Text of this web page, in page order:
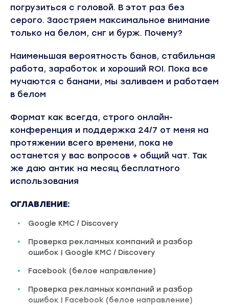
погрузиться с головой. В этот раз без
серого. Заостряем максимальное внимание
только на белом, снг и бурж. Почему?
Наименьшая вероятность банов, стабильная
работа, заработок и хороший ROI. Пока все
мучаются с банами, мы заливаем и работаем
в белом
Формат как всегда, строго онлайн-
конференция и поддержка 24/7 от меня на
протяжении всего времени, пока не
останется у вас вопросов + общий чат. Так
же даю антик на месяц бесплатного
использования
ОГЛАВЛЕНИЕ:
Google KMC / Discovery
Проверка рекламных компаний и разбор
ошибок | Google KMC / Discovery
Facebook (белое направление)
Проверка рекламных компаний и разбор
ошибок | Facebook (белое направление)